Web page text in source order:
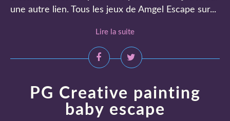
une autre lien. Tous les jeux de Amgel Escape sur...
Lire la suite
PG Creative painting
baby escape